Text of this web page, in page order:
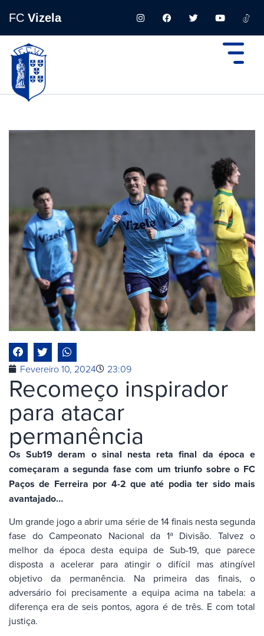
FC Vizela
Fevereiro 10, 2024 23:09
Recomeço inspirador
para atacar
permanência
Os Sub19 deram o sinal nesta reta final da época e
começaram a segunda fase com um triunfo sobre o FC
Paços de Ferreira por 4-2 que até podia ter sido mais
avantajado…
Um grande jogo a abrir uma série de 14 finais nesta segunda
fase do Campeonato Nacional da 1ª Divisão. Talvez o
melhor da época desta equipa de Sub-19, que parece
disposta a acelerar para atingir o difícil mas atingível
objetivo da permanência. Na primeira das finais, o
adversário foi precisamente a equipa acima na tabela: a
diferença era de seis pontos, agora é de três. E com total
justiça.